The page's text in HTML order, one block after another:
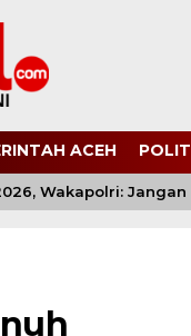
ACEH
Wakapolri: